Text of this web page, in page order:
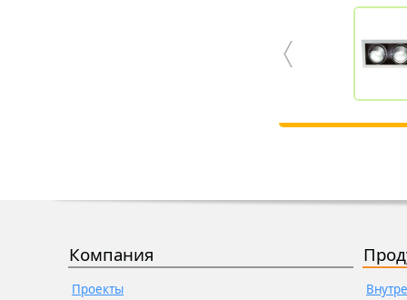
Компания
Проекты